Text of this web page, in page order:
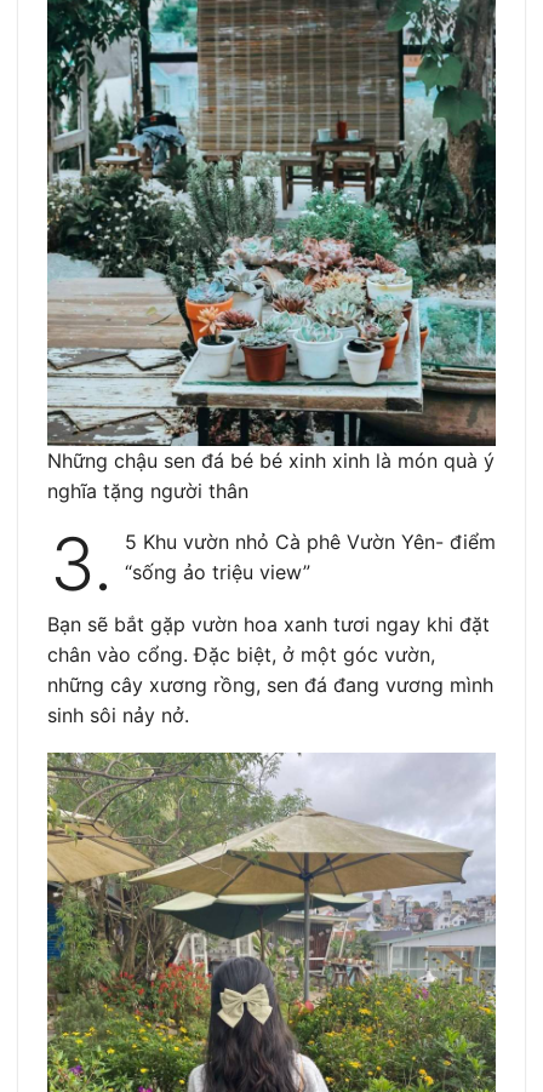
Những chậu sen đá bé bé xinh xinh là món quà ý
nghĩa tặng người thân
3.
5 Khu vườn nhỏ Cà phê Vườn Yên- điểm
“sống ảo triệu view”
Bạn sẽ bắt gặp vườn hoa xanh tươi ngay khi đặt
chân vào cổng. Đặc biệt, ở một góc vườn,
những cây xương rồng, sen đá đang vương mình
sinh sôi nảy nở.